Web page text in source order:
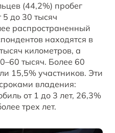
(44,2%) пробег
5 до 30 тысяч
распространенный
находятся в
километров, а
тысяч. Более 60
15,5% участников. Эти
владения:
от 1 до 3 лет, 26,3%
трех лет.